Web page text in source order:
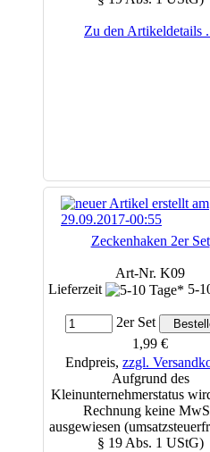
Zu den Artikeldetails
Zeckenhaken 2er Set
Art-Nr. K09
Lieferzeit
5-
2er Set
1,99 €
Endpreis, zzgl.
Aufgrund des
Kleinunternehmerstatus
Rechnung keine
ausgewiesen
§ 19 Abs. 1 UStG)